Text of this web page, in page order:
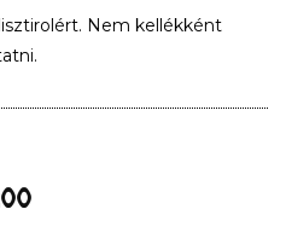
Nem kellékként